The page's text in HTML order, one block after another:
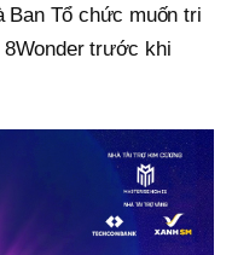
Ban Tổ chức muốn tri
trước khi